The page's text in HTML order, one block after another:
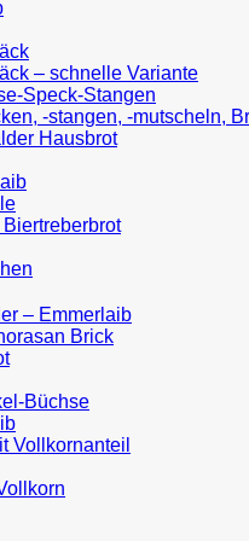
– schnelle Variante
Speck-Stangen
-stangen, -mutscheln,
Hausbrot
– Emmerlaib
Brick
Büchse
Vollkornanteil